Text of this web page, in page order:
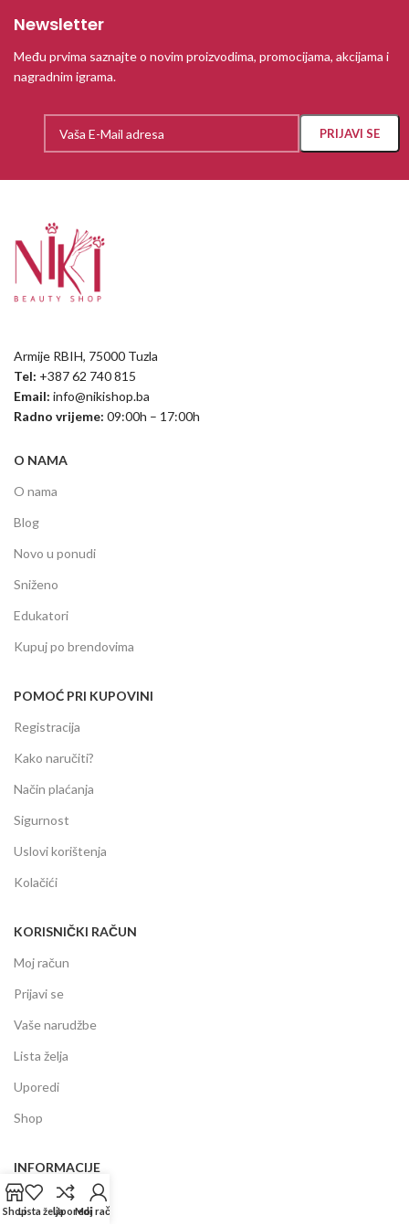
Newsletter
Među prvima saznajte o novim proizvodima, promocijama, akcijama i
nagradnim igrama.
Armije RBIH, 75000 Tuzla
Tel: +387 62 740 815
Email: info@nikishop.ba
Radno vrijeme: 09:00h – 17:00h
O NAMA
O nama
Blog
Novo u ponudi
Sniženo
Edukatori
Kupuj po brendovima
POMOĆ PRI KUPOVINI
Registracija
Kako naručiti?
Način plaćanja
Sigurnost
Uslovi korištenja
Kolačići
KORISNIČKI RAČUN
Moj račun
Prijavi se
Vaše narudžbe
Lista želja
Uporedi
Shop
INFORMACIJE
Prodajni centar
ShopLista željaUporediMoj račun